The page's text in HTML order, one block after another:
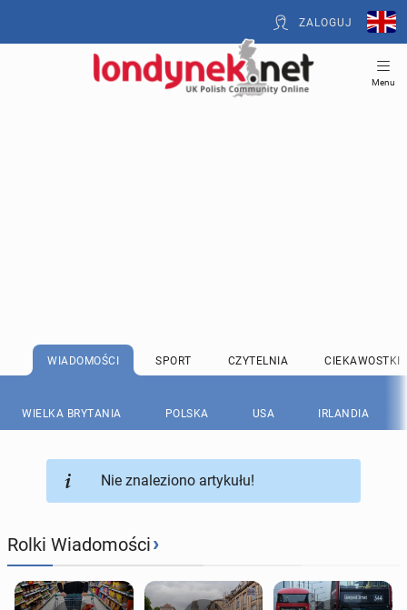
ZALOGUJ
Menu
WIADOMOŚCI SPORT CZYTELNIA CIEKAWOSTKI
WIELKA BRYTANIA POLSKA USA IRLANDIA
Nie znaleziono artykułu!
Rolki Wiadomości›